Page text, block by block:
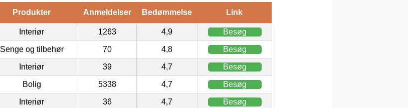
Produkter Anmeldelser Bedømmelse Link
Interiør 1263 4,9 Besøg
Senge og tilbehør 70 4,8 Besøg
Interiør 39 4,7 Besøg
Bolig 5338 4,7 Besøg
Interiør 36 4,7 Besøg